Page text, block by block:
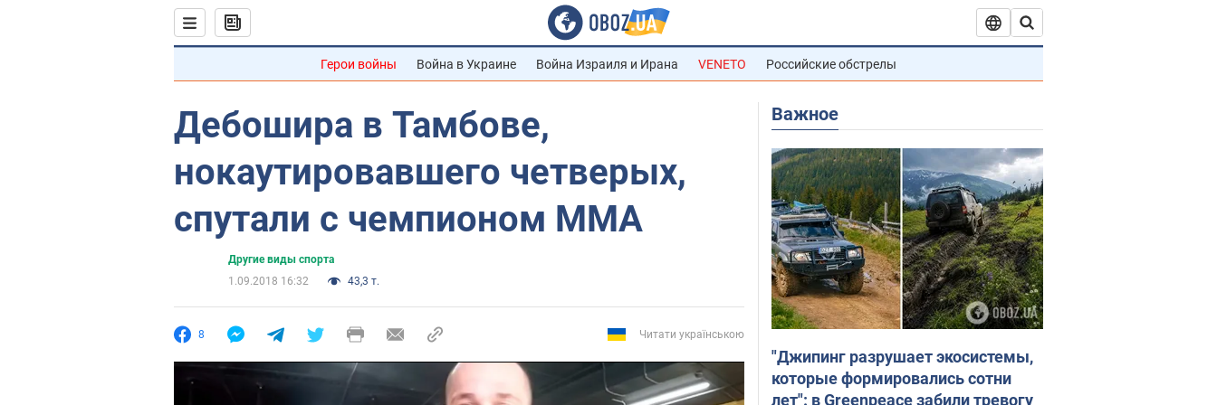
Герои войны Война в Украине Война Израиля и Ирана VENETO Российские обстрелы
Дебошира в Тамбове,
нокаутировавшего четверых,
спутали с чемпионом ММА
Другие виды спорта
1.09.2018 16:32
43,3 т.
8 Читати українською
Важное
"Джипинг разрушает экосистемы,
которые формировались сотни
лет": в Greenpeace забили тревогу